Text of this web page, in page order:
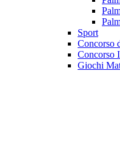
Sport
Concorso
Concorso
Giochi